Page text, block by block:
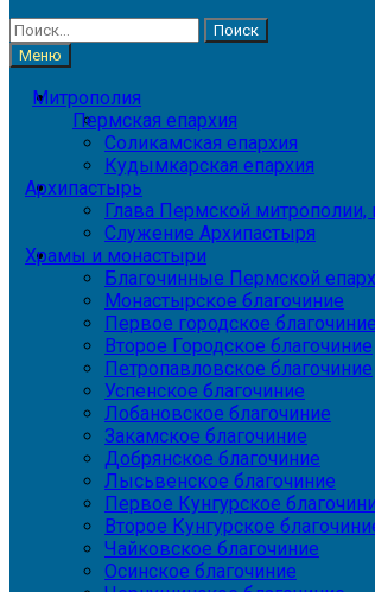
Найти:
Меню
Митрополия
Пермская епархия
Соликамская епархия
Кудымкарская епархия
Архипастырь
Глава Пермской
Служение Архипастыря
Храмы и монастыри
Благочинные Пермской
Монастырское благочиние
Первое городское благочиние
Второе Городское благочиние
Петропавловское благочиние
Успенское благочиние
Лобановское благочиние
Закамское благочиние
Добрянское благочиние
Лысьвенское благочиние
Первое Кунгурское
Второе Кунгурское
Чайковское благочиние
Осинское благочиние